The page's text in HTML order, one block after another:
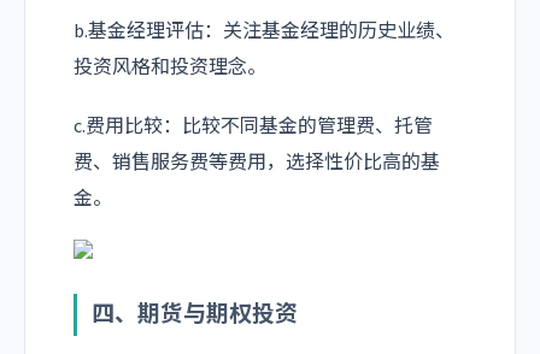
b.基金经理评估：关注基金经理的历史业绩、
投资风格和投资理念。
c.费用比较：比较不同基金的管理费、托管
费、销售服务费等费用，选择性价比高的基
金。
四、期货与期权投资